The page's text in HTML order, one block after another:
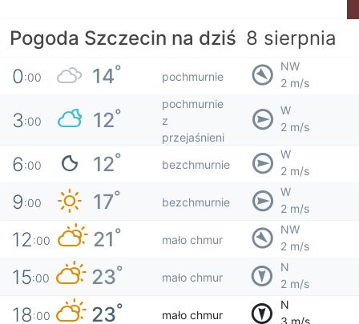
Pogoda Szczecin na dziś 8 sierpnia
0:00 14° pochmurnie
NW
2 m/s
3:00 12°
pochmurnie
z
przejaśnieni
W
2 m/s
6:00 12° bezchmurnie
W
2 m/s
9:00 17° bezchmurnie
W
2 m/s
12:00 21° mało chmur
NW
2 m/s
15:00 23° mało chmur
N
2 m/s
18:00 23° mało chmur
N